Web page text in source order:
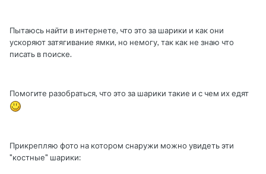
Пытаюсь найти в интернете, что это за шарики и как они
ускоряют затягивание ямки, но немогу, так как не знаю что
писать в поиске.
Помогите разобраться, что это за шарики такие и с чем их едят
Прикрепляю фото на котором снаружи можно увидеть эти
"костные" шарики: